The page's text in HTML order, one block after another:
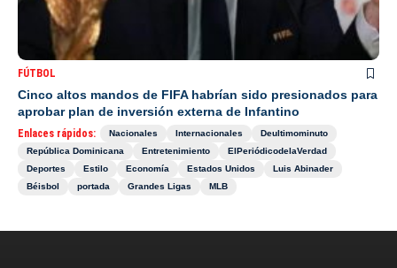
FÚTBOL
Cinco altos mandos de FIFA habrían sido presionados para
aprobar plan de inversión externa de Infantino
Enlaces rápidos: Nacionales Internacionales
Deultimominuto
República Dominicana
Entretenimiento
ElPeriódicodelaVerdad
Deportes
Estilo Economía Estados Unidos
Luis Abinader
Béisbol
portada Grandes Ligas MLB